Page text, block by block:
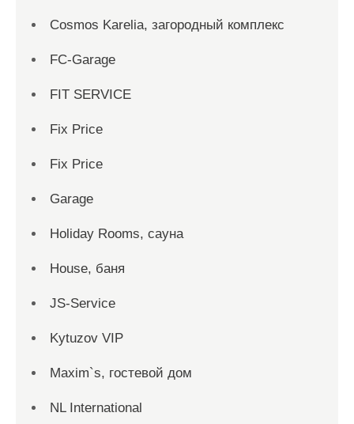
Cosmos Karelia, загородный комплекс
FC-Garage
FIT SERVICE
Fix Price
Fix Price
Garage
Holiday Rooms, сауна
House, баня
JS-Service
Kytuzov VIP
Maxim`s, гостевой дом
NL International